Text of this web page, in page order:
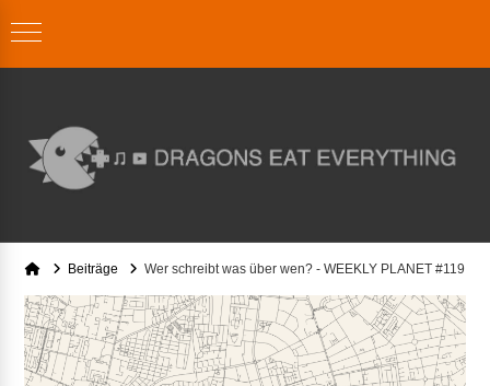
HomeBeiträge Wer schreibt was über wen? - WEEKLY PLANET #119